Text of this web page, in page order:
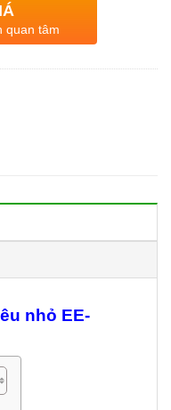
quan tâm
nhỏ EE-